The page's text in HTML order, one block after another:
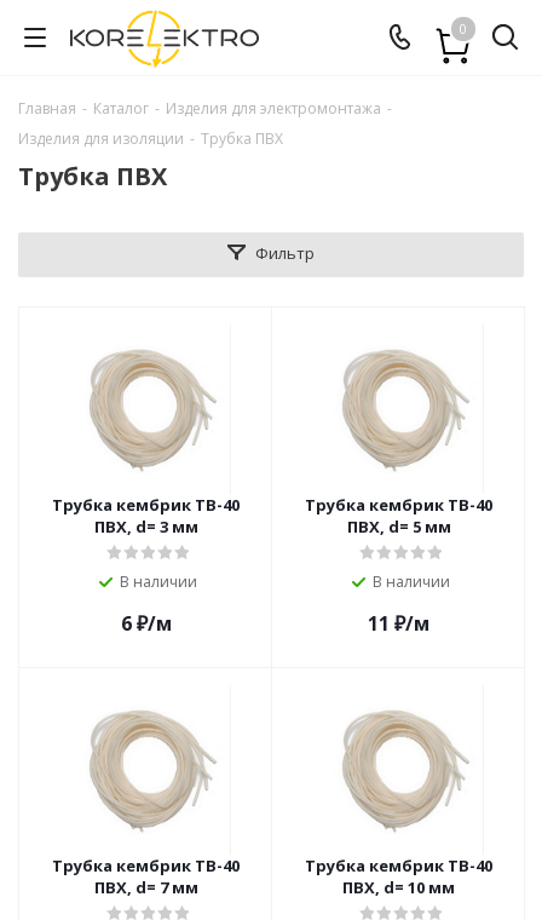
0
Главная - Каталог - Изделия для электромонтажа -
Изделия для изоляции - Трубка ПВХ
Трубка ПВХ
Фильтр
Трубка кембрик ТВ-40
ПВХ, d= 3 мм
В наличии
6₽/м
Трубка кембрик ТВ-40
ПВХ, d= 5 мм
В наличии
11 ₽/м
Трубка кембрик ТВ-40
ПВХ, d= 7 мм
Трубка кембрик ТВ-40
ПВХ, d= 10 мм